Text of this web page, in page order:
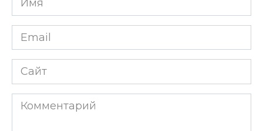
Email
*
Сайт
Комментарий